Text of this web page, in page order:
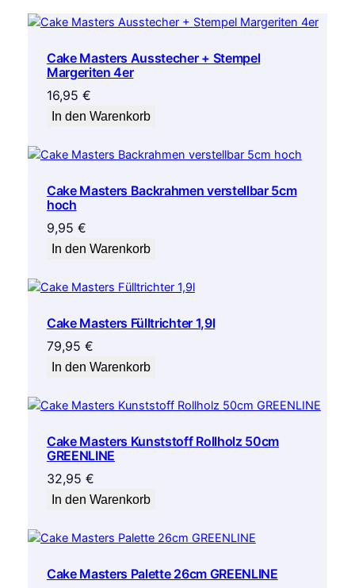
m
Cake Masters Ausstecher + Stempel
Margeriten 4er
16,95 €
In den Warenkorb
Cake Masters Backrahmen verstellbar 5cm
hoch
9,95 €
In den Warenkorb
Cake Masters Fülltrichter 1,9l
79,95 €
In den Warenkorb
Cake Masters Kunststoff Rollholz 50cm
GREENLINE
32,95 €
In den Warenkorb
Cake Masters Palette 26cm GREENLINE